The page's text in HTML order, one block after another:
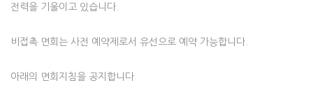
전력을 기울이고 있습니다.
비접촉 면회는 사전 예약제로서 유선으로 예약 가능합니다.
아래의 면회지침을 공지합니다.